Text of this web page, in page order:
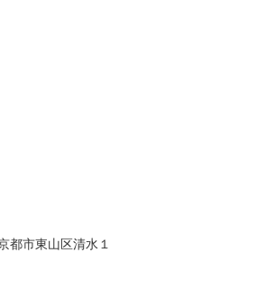
都市東山区清水１